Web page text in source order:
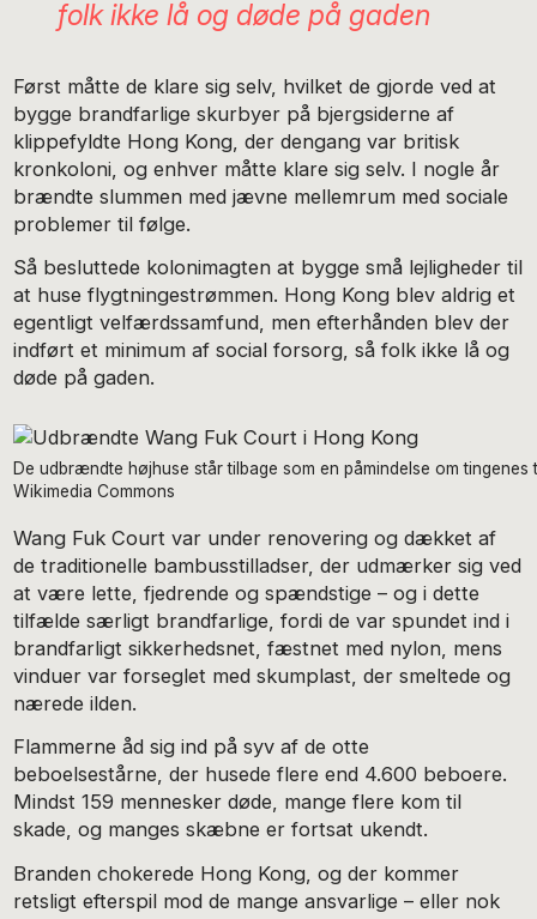
folk ikke lå og døde på gaden
Først måtte de klare sig selv, hvilket de gjorde ved at
bygge brandfarlige skurbyer på bjergsiderne af
klippefyldte Hong Kong, der dengang var britisk
kronkoloni, og enhver måtte klare sig selv. I nogle år
brændte slummen med jævne mellemrum med sociale
problemer til følge.
Så besluttede kolonimagten at bygge små lejligheder til
at huse flygtningestrømmen. Hong Kong blev aldrig et
egentligt velfærdssamfund, men efterhånden blev der
indført et minimum af social forsorg, så folk ikke lå og
døde på gaden.
De udbrændte højhuse står tilbage som en påmindelse om
Wikimedia Commons
Wang Fuk Court var under renovering og dækket af
de traditionelle bambusstilladser, der udmærker sig ved
at være lette, fjedrende og spændstige – og i dette
tilfælde særligt brandfarlige, fordi de var spundet ind i
brandfarligt sikkerhedsnet, fæstnet med nylon, mens
vinduer var forseglet med skumplast, der smeltede og
nærede ilden.
Flammerne åd sig ind på syv af de otte
beboelsestårne, der husede flere end 4.600 beboere.
Mindst 159 mennesker døde, mange flere kom til
skade, og manges skæbne er fortsat ukendt.
Branden chokerede Hong Kong, og der kommer
retsligt efterspil mod de mange ansvarlige – eller nok